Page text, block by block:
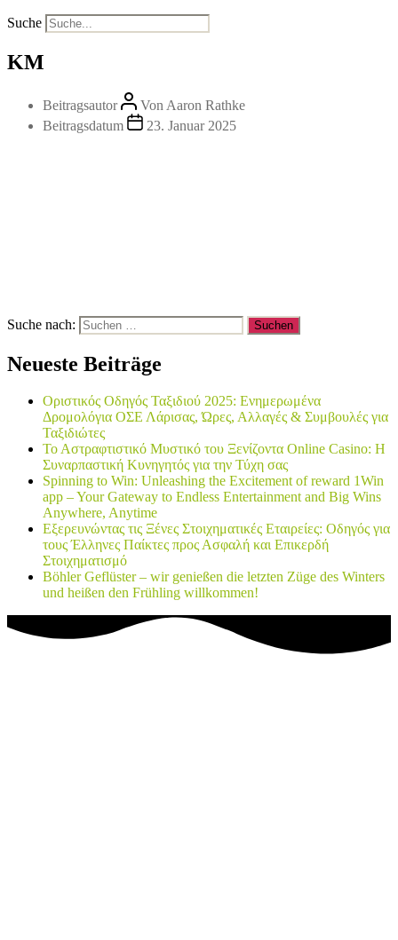
Suche
KM
Beitragsautor Von Aaron Rathke
Beitragsdatum
23. Januar 2025
Suche nach:
Neueste Beiträge
Οριστικός Οδηγός Ταξιδιού 2025: Ενημερωμένα
Δρομολόγια ΟΣΕ Λάρισας, Ώρες, Αλλαγές & Συμβουλές για
Ταξιδιώτες
Το Αστραφτιστικό Μυστικό του Ξενίζοντα Online Casino: Η
Συναρπαστική Κυνηγητός για την Τύχη σας
Spinning to Win: Unleashing the Excitement of reward 1Win
app – Your Gateway to Endless Entertainment and Big Wins
Anywhere, Anytime
Εξερευνώντας τις Ξένες Στοιχηματικές Εταιρείες: Οδηγός για
τους Έλληνες Παίκτες προς Ασφαλή και Επικερδή
Στοιχηματισμό
Böhler Geflüster – wir genießen die letzten Züge des Winters
und heißen den Frühling willkommen!